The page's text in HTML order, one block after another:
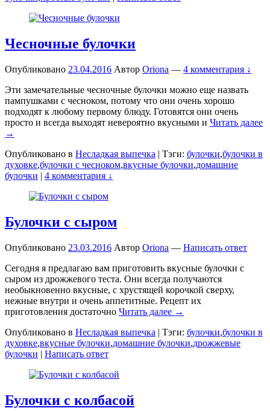
Чесночные булочки
Опубликовано 23.04.2016 Автор Oriona — 4 комментария ↓
Эти замечательные чесночные булочки можно еще назвать
пампушками с чесноком, потому что они очень хорошо
подходят к любому первому блюду. Готовятся они очень
просто и всегда выходят невероятно вкусными и Читать далее
→
Опубликовано в Несладкая выпечка | Тэги: булочки,булочки в
духовке,булочки с чесноком,вкусные булочки,домашние
булочки | 4 комментария ↓
Булочки с сыром
Опубликовано 23.03.2016 Автор Oriona — Написать ответ
Сегодня я предлагаю вам приготовить вкусные булочки с
сыром из дрожжевого теста. Они всегда получаются
необыкновенно вкусные, с хрустящей корочкой сверху,
нежные внутри и очень аппетитные. Рецепт их
приготовления достаточно Читать далее →
Опубликовано в Несладкая выпечка | Тэги: булочки,булочки в
духовке,вкусные булочки,домашние булочки,дрожжевые
булочки | Написать ответ
Булочки с колбасой